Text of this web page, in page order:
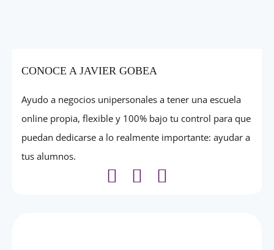
CONOCE A JAVIER GOBEA
Ayudo a negocios unipersonales a tener una escuela
online propia, flexible y 100% bajo tu control para que
puedan dedicarse a lo realmente importante: ayudar a
tus alumnos.